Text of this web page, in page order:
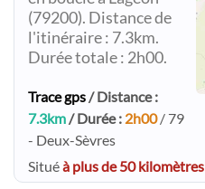
(79200). Distance de
l'itinéraire : 7.3km.
Durée totale : 2h00.
Trace gps/ Distance :
7.3km/ Durée : 2h00/ 79
- Deux-Sèvres
Situéà plus de 50 kilomètres